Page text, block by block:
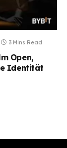
3 Mins Read
Open,
Identität